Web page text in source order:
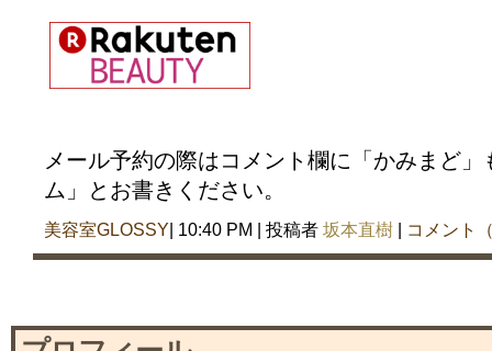
メール予約の際はコメント欄に「かみまど
ム」とお書きください。
美容室GLOSSY| 10:40 PM | 投稿者 坂本直樹 | コメント